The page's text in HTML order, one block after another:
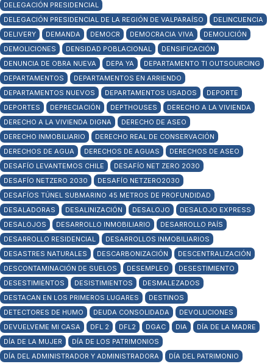
DELEGACIÓN PRESIDENCIAL
DELEGACIÓN PRESIDENCIAL DE LA REGIÓN DE VALPARAÍSO
DELINCUENCIA
DELIVERY
DEMANDA DEMOCR DEMOCRACIA VIVA
DEMOLICIÓN
DEMOLICIONES
DENSIDAD POBLACIONAL
DENSIFICACIÓN
DENUNCIA DE OBRA NUEVA
DEPA YA
DEPARTAMENTO TI OUTSOURCING
DEPARTAMENTOS
DEPARTAMENTOS EN ARRIENDO
DEPARTAMENTOS NUEVOS
DEPARTAMENTOS USADOS
DEPORTE
DEPORTES
DEPRECIACIÓN DEPTHOUSES
DERECHO A LA VIVIENDA
DERECHO A LA VIVIENDA DIGNA
DERECHO DE ASEO
DERECHO INMOBILIARIO
DERECHO REAL DE CONSERVACIÓN
DERECHOS DE AGUA
DERECHOS DE AGUAS
DERECHOS DE ASEO
DESAFÍO LEVANTEMOS CHILE
DESAFÍO NET ZERO 2030
DESAFÍO NETZERO 2030
DESAFÍO NETZERO2030
DESAFÍOS TÚNEL SUBMARINO 45 METROS DE PROFUNDIDAD
DESALADORAS
DESALINIZACIÓN DESALOJO
DESALOJO EXPRESS
DESALOJOS
DESARROLLO INMOBILIARIO
DESARROLLO PAÍS
DESARROLLO RESIDENCIAL
DESARROLLOS INMOBILIARIOS
DESASTRES NATURALES
DESCARBONIZACIÓN
DESCENTRALIZACIÓN
DESCONTAMINACIÓN DE SUELOS
DESEMPLEO
DESESTIMIENTO
DESESTIMIENTOS
DESISTIMIENTOS
DESMALEZADOS
DESTACAN EN LOS PRIMEROS LUGARES
DESTINOS
DETECTORES DE HUMO
DEUDA CONSOLIDADA
DEVOLUCIONES
DEVUELVEME MI CASA
DFL 2 DFL2 DGAC DIA
DÍA DE LA MADRE
DÍA DE LA MUJER
DÍA DE LOS PATRIMONIOS
DÍA DEL ADMINISTRADOR Y ADMINISTRADORA
DÍA DEL PATRIMONIO